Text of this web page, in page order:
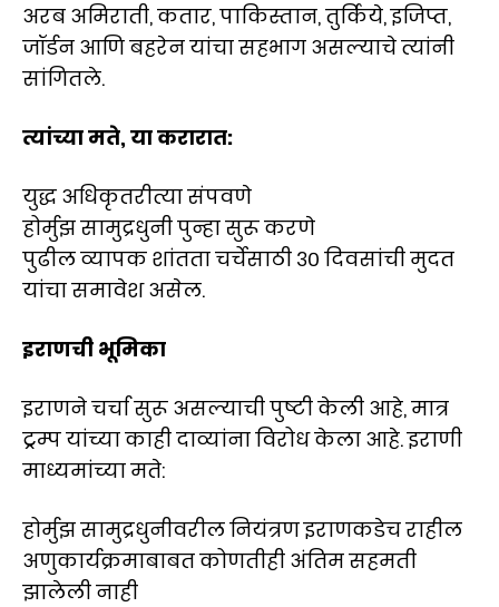
अरब अमिराती, कतार, पाकिस्तान, तुर्किये, इजिप्त,
जॉर्डन आणि बहरेन यांचा सहभाग असल्याचे त्यांनी
सांगितले.
त्यांच्या मते, या करारात:
युद्ध अधिकृतरीत्या संपवणे
होर्मुझ सामुद्रधुनी पुन्हा सुरू करणे
पुढील व्यापक शांतता चर्चेसाठी ३० दिवसांची मुदत
यांचा समावेश असेल.
इराणची भूमिका
इराणने चर्चा सुरू असल्याची पुष्टी केली आहे, मात्र
ट्रम्प यांच्या काही दाव्यांना विरोध केला आहे. इराणी
माध्यमांच्या मते:
होर्मुझ सामुद्रधुनीवरील नियंत्रण इराणकडेच राहील
अणुकार्यक्रमाबाबत कोणतीही अंतिम सहमती
झालेली नाही